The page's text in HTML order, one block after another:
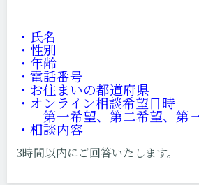
・氏名
・性別
・年齢
・電話番号
・お住まいの都道府県
・オンライン相談希望日時
第一希望、 第二希望、 第
・相談内容
3時間以内にご回答いたします。